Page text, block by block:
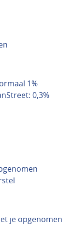
1%
0,3%
je opgenomen